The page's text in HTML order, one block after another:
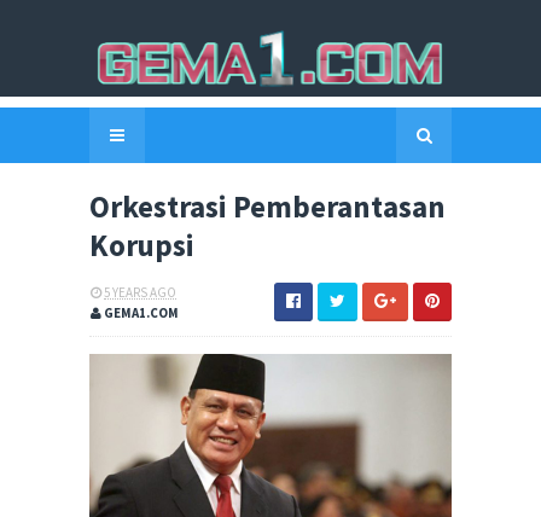
Orkestrasi Pemberantasan
Korupsi
5 YEARS AGO
GEMA1.COM